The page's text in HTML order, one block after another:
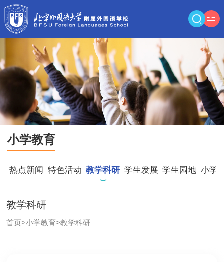
小学教育
热点新闻 特色活动 教学科研 学生发展 学生园地 小学
教学科研
首页>小学教育>教学科研